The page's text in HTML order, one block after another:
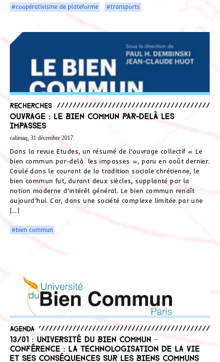
#coopérativisme de plateforme #transports
Recherches
Ouvrage : Le bien commun par-delà les
impasses
calimaq, 31 décembre 2017.
Dans la revue Etudes, un résumé de l’ouvrage collectif « Le
bien commun par-delà les impasses », paru en août dernier.
Coulé dans le courant de la tradition sociale chrétienne, le
bien commun fut, durant deux siècles, supplanté par la
notion moderne d’intérêt général. Le bien commun renaît
aujourd’hui. Car, dans une société complexe limitée par une
[…]
#bien commun
Agenda
13/01 : Université du bien commun –
Conférence : La technologisation de la vie
et ses conséquences sur les biens communs